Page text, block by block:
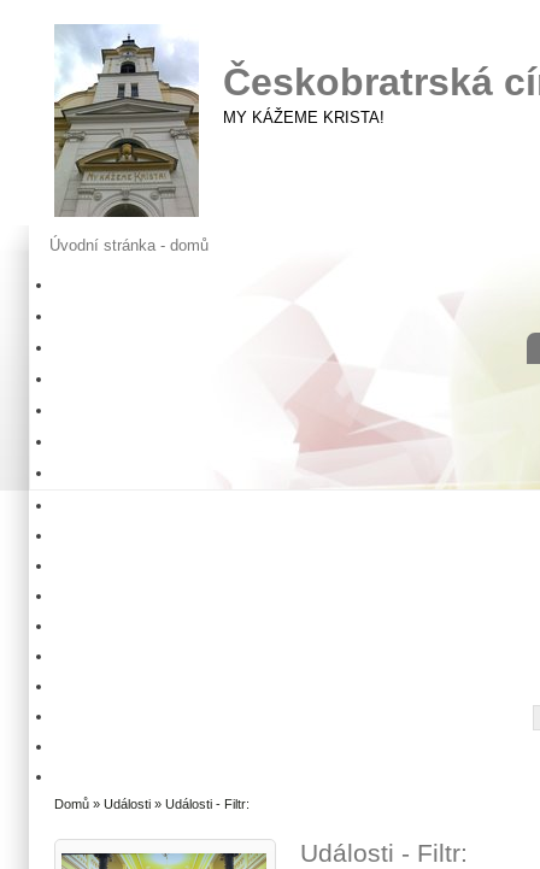
Českobratrská
MY KÁŽEME KRISTA!
Úvodní stránka - domů
Domů » Události » Události - Filtr:
Události - Filtr: